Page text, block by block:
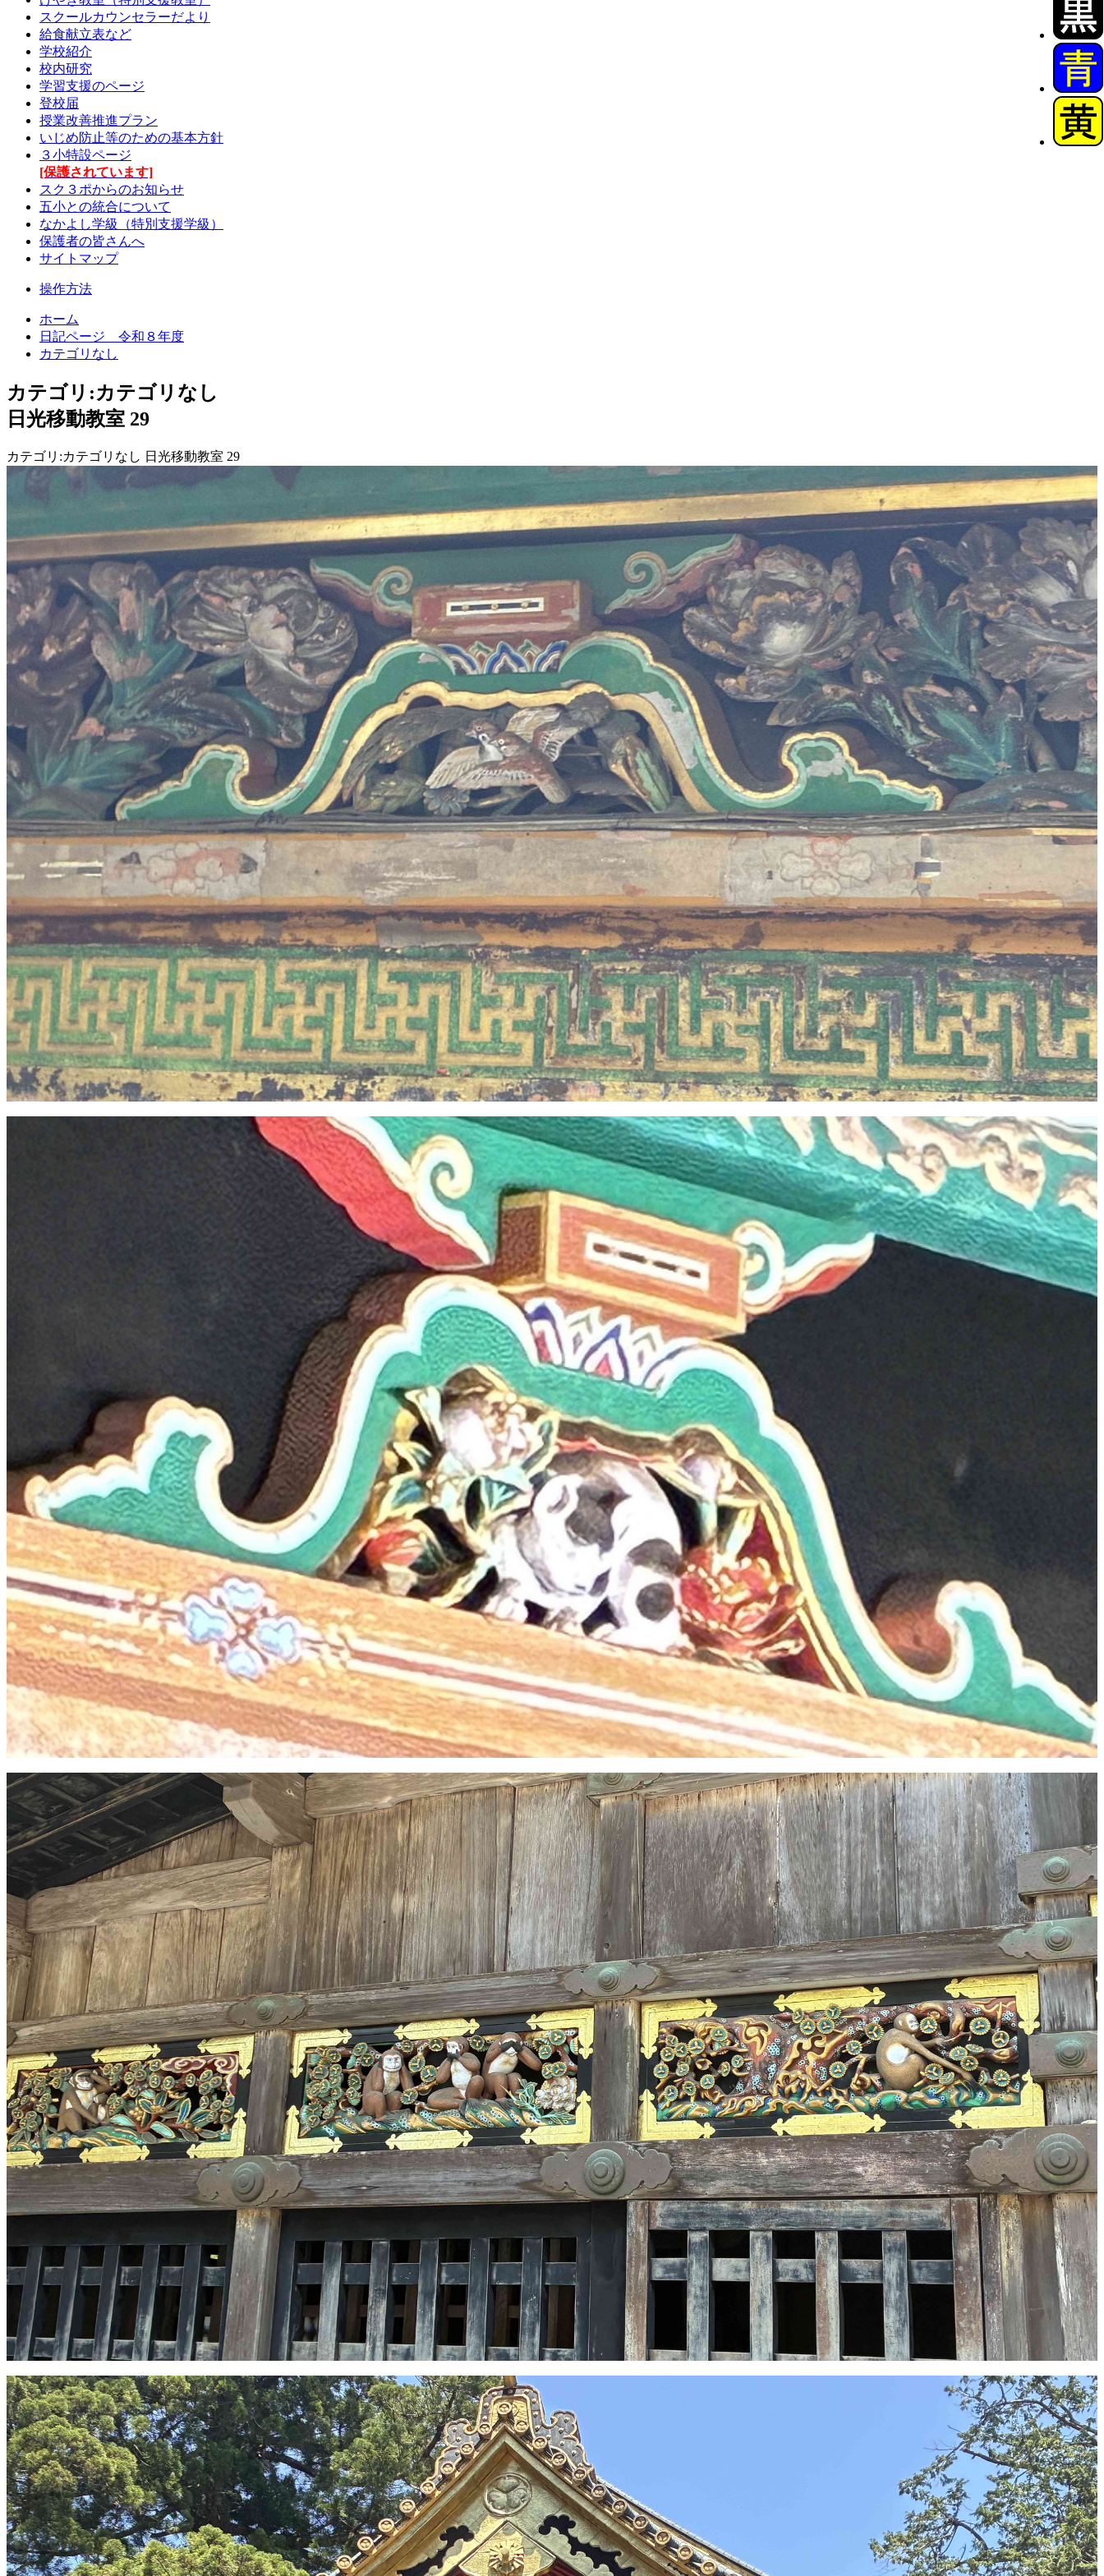
スクールカウンセラーだより
給食献立表など
学校紹介
校内研究
学習支援のページ
登校届
授業改善推進プラン
いじめ防止等のための基本方針
３小特設ページ
[保護されています]
スク３ポからのお知らせ
五小との統合について
なかよし学級（特別支援学級）
保護者の皆さんへ
サイトマップ
操作方法
ホーム
日記ページ 令和８年度
カテゴリなし
カテゴリ:カテゴリなし
日光移動教室 29
カテゴリ:カテゴリなし 日光移動教室 29